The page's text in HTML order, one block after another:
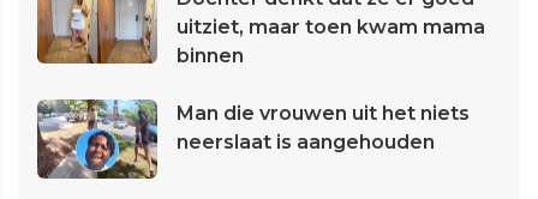
uitziet, maar toen kwam mama
binnen
Man die vrouwen uit het niets
neerslaat is aangehouden